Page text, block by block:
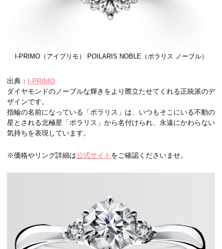
I-PRIMO（アイプリモ） POILARIS NOBLE（ポラリス ノーブル）
出典： I-PRIMO
ダイヤモンドのノーブルな輝きをより際立たせてくれる正統派のデ
ザインです。
指輪の名前になっている「ポラリス」は、いつもそこにいる不動の
星とされる北極星「ポラリス」から名付けられ、永遠にかわらない
気持ちを表現しています。
※価格やリング詳細は公式サイト をご確認くださいませ。